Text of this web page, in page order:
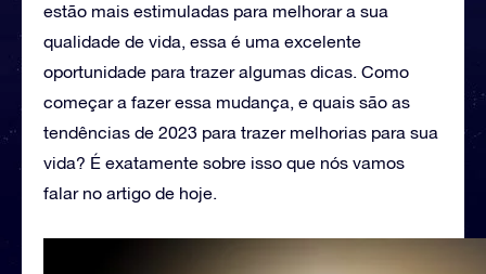
estão mais estimuladas para melhorar a sua
qualidade de vida, essa é uma excelente
oportunidade para trazer algumas dicas. Como
começar a fazer essa mudança, e quais são as
tendências de 2023 para trazer melhorias para sua
vida? É exatamente sobre isso que nós vamos
falar no artigo de hoje.